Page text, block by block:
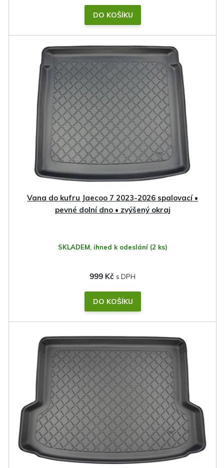
DO KOŠÍKU
Vana do kufru Jaecoo 7 2023-2026 spalovací •
pevné dolní dno • zvýšený okraj
SKLADEM, ihned k odeslání (2 ks)
999 Kč
DO KOŠÍKU